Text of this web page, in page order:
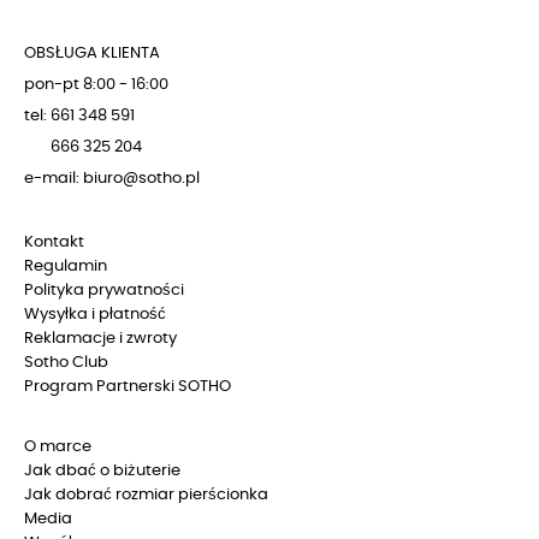
OBSŁUGA KLIENTA
pon-pt 8:00 - 16:00
tel: 661 348 591
666 325 204
e-mail: biuro@sotho.pl
Kontakt
Regulamin
Polityka prywatności
Wysyłka i płatność
Reklamacje i zwroty
Sotho Club
Program Partnerski SOTHO
O marce
Jak dbać o biżuterie
Jak dobrać rozmiar pierścionka
Media